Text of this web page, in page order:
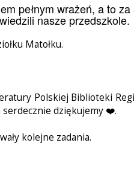
pełnym wrażeń, a to
nasze przedszkole.
Matołku.
Polskiej Biblioteki
serdecznie dziękujemy ❤️.
kolejne zadania.